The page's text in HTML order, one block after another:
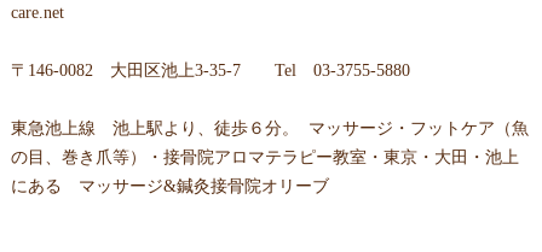
care.net
〒 146-0082 大田区池上3-35-7Tel 03-3755-5880
東急池上線 池上駅より、徒歩６分。 マッサージ・フットケア（魚
の目、巻き爪等）・接骨院アロマテラピー教室・東京・大田・池上
にある マッサージ&鍼灸接骨院オリーブ